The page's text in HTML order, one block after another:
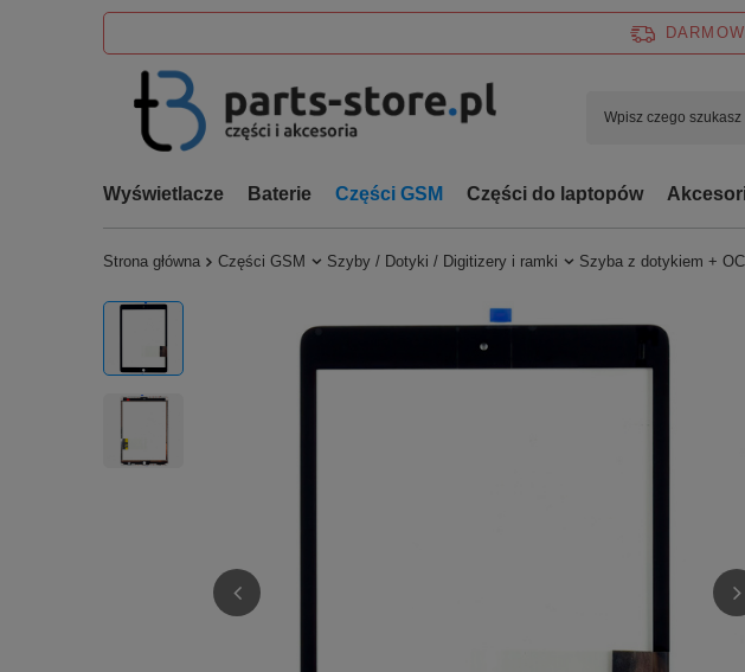
Wyświetlacze Baterie Części GSM Części do laptopów
Strona główna Części GSM Szyby / Dotyki / Digitizery i ramki Szyba z dotykiem +